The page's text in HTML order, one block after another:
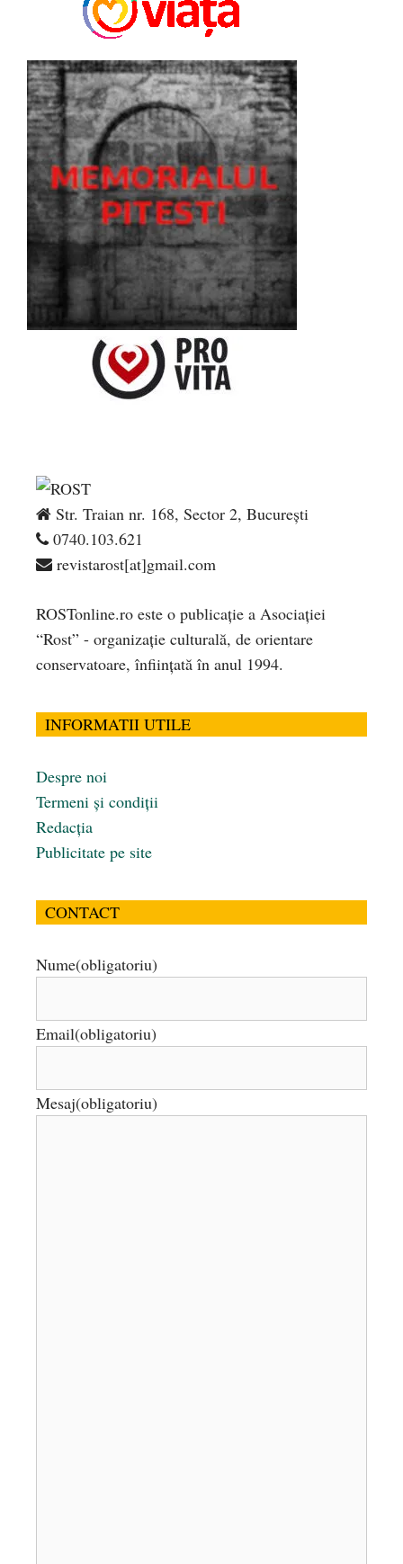
Str. Traian nr. 168, Sector 2, București
0740.103.621
revistarost[at]gmail.com
ROSTonline.ro este o publicaţie a Asociaţiei
“Rost” - organizaţie culturală, de orientare
conservatoare, înfiinţată în anul 1994.
INFORMATII UTILE
Despre noi
Termeni și condiții
Redacția
Publicitate pe site
CONTACT
Nume(obligatoriu)
Email(obligatoriu)
Mesaj(obligatoriu)